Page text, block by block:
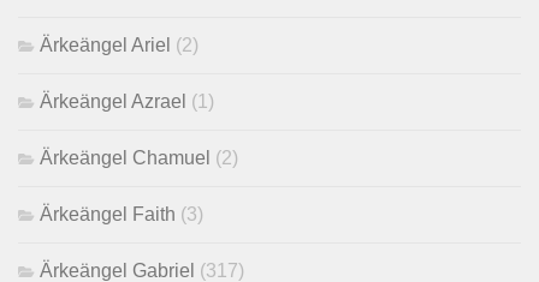
Ärkeängel Ariel (2)
Ärkeängel Azrael (1)
Ärkeängel Chamuel (2)
Ärkeängel Faith (3)
Ärkeängel Gabriel (317)